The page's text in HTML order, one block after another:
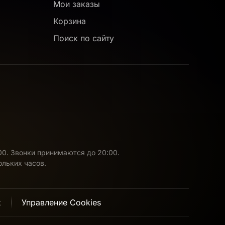
Мои заказы
Корзина
Поиск по сайту
Звонки принимаются до 20:00.
часов.
Управление Cookies